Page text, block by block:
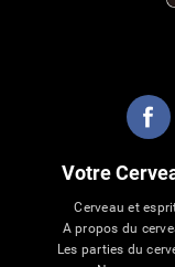
Votre
Cerveau et
A propos du
Les parties du